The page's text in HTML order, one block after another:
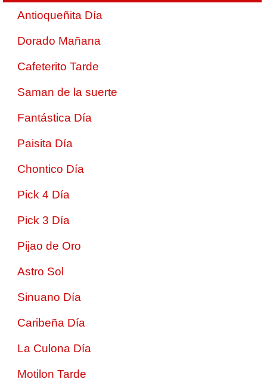
Antioqueñita Día
Dorado Mañana
Cafeterito Tarde
Saman de la suerte
Fantástica Día
Paisita Día
Chontico Día
Pick 4 Día
Pick 3 Día
Pijao de Oro
Astro Sol
Sinuano Día
Caribeña Día
La Culona Día
Motilon Tarde